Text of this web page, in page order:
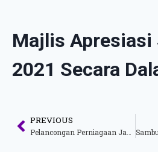
Majlis Apresiasi
2021 Secara
PREVIOUS